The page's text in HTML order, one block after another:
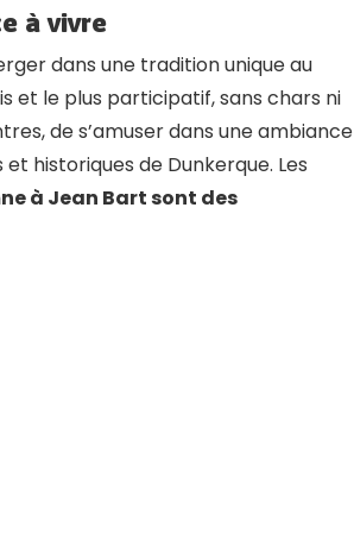
à vivre
dans une tradition unique au
et le plus participatif, sans chars ni
de s’amuser dans une ambiance
historiques de Dunkerque. Les
à Jean Bart sont des